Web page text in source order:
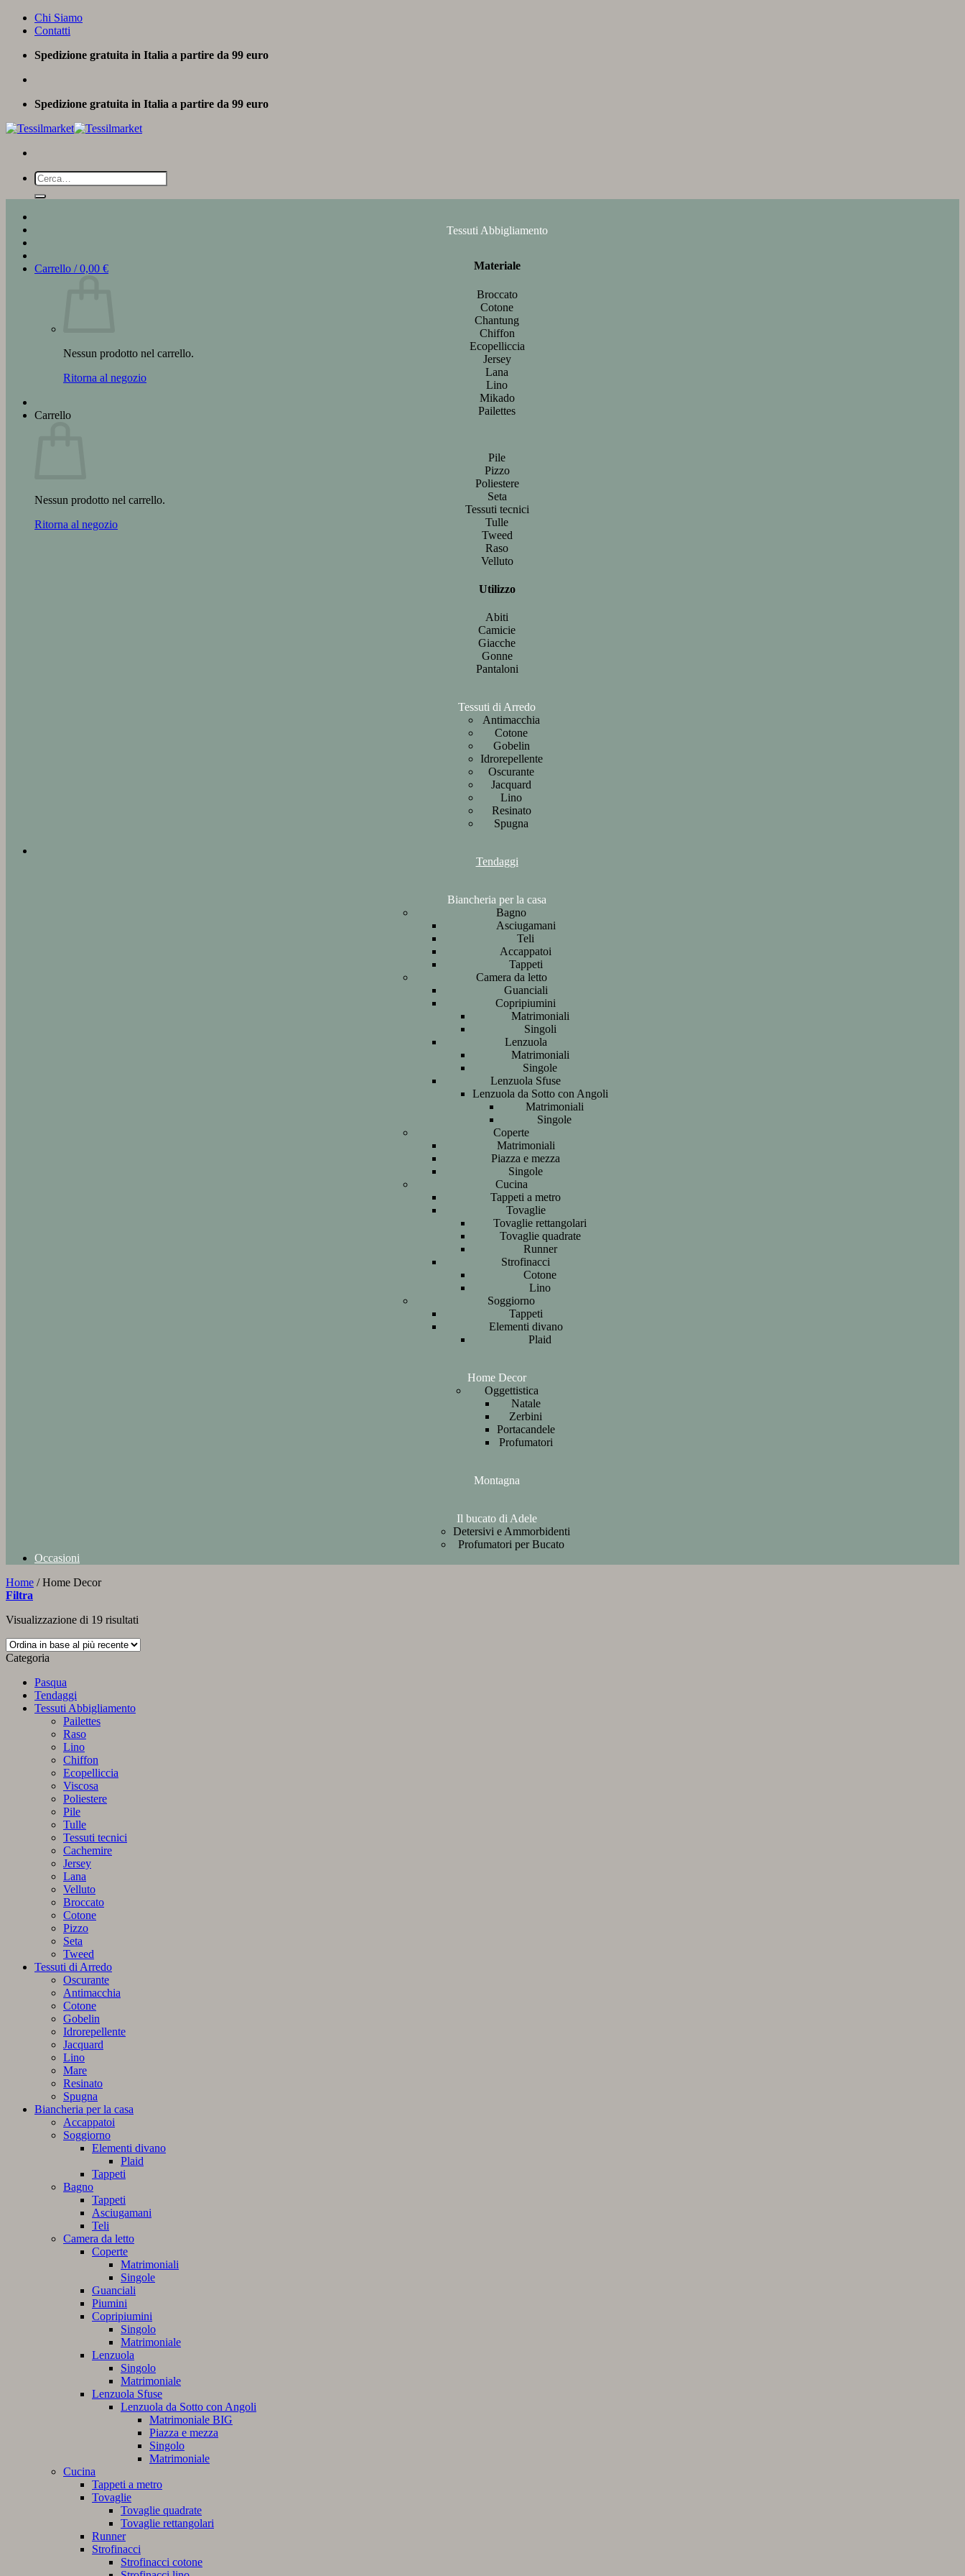
Salta
Chi Siamo
Contatti
Spedizione gratuita in Italia a partire da 99 euro
Spedizione gratuita in Italia a partire da 99 euro
Cerca:
Carrello /0,00 €
Nessun prodotto nel carrello.
Ritorna al negozio
Carrello
Nessun prodotto nel carrello.
Ritorna al negozio
Tessuti Abbigliamento
Materiale
Broccato
Cotone
Chantung
Chiffon
Ecopelliccia
Jersey
Lana
Lino
Mikado
Pailettes
Pile
Pizzo
Poliestere
Seta
Tessuti tecnici
Tulle
Tweed
Raso
Velluto
Utilizzo
Abiti
Camicie
Giacche
Gonne
Pantaloni
Tessuti di Arredo
Antimacchia
Cotone
Gobelin
Idrorepellente
Oscurante
Jacquard
Lino
Resinato
Spugna
Tendaggi
Biancheria per la casa
Bagno
Asciugamani
Teli
Accappatoi
Tappeti
Camera da letto
Guanciali
Copripiumini
Matrimoniali
Singoli
Lenzuola
Matrimoniali
Singole
Lenzuola Sfuse
Lenzuola da Sotto con Angoli
Matrimoniali
Singole
Coperte
Matrimoniali
Piazza e mezza
Singole
Cucina
Tappeti a metro
Tovaglie
Tovaglie rettangolari
Tovaglie quadrate
Runner
Strofinacci
Cotone
Lino
Soggiorno
Tappeti
Elementi divano
Plaid
Home Decor
Oggettistica
Natale
Zerbini
Portacandele
Profumatori
Montagna
Il bucato di Adele
Detersivi e Ammorbidenti
Profumatori per Bucato
Occasioni
Home /Home Decor
Filtra
Visualizzazione di 19 risultati
Categoria
Pasqua
Tendaggi
Tessuti Abbigliamento
Pailettes
Raso
Lino
Chiffon
Ecopelliccia
Viscosa
Poliestere
Pile
Tulle
Tessuti tecnici
Cachemire
Jersey
Lana
Velluto
Broccato
Cotone
Pizzo
Seta
Tweed
Tessuti di Arredo
Oscurante
Antimacchia
Cotone
Gobelin
Idrorepellente
Jacquard
Lino
Mare
Resinato
Spugna
Biancheria per la casa
Accappatoi
Soggiorno
Elementi divano
Plaid
Tappeti
Bagno
Tappeti
Asciugamani
Teli
Camera da letto
Coperte
Matrimoniali
Singole
Guanciali
Piumini
Copripiumini
Singolo
Matrimoniale
Lenzuola
Singolo
Matrimoniale
Lenzuola Sfuse
Lenzuola da Sotto con Angoli
Matrimoniale BIG
Piazza e mezza
Singolo
Matrimoniale
Cucina
Tappeti a metro
Tovaglie
Tovaglie quadrate
Tovaglie rettangolari
Runner
Strofinacci
Strofinacci cotone